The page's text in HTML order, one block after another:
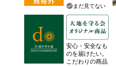
まだ見てない
安心・安全なも
のを届けたい。
こだわりの商品